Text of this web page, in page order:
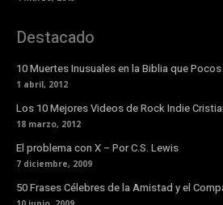
Destacado
10 Muertes Inusuales en la Biblia que
1 abril, 2012
Los 10 Mejores Videos de Rock Indie
18 marzo, 2012
El problema con X – Por C.S. Lewis
7 diciembre, 2009
50 Frases Célebres de la Amistad y el